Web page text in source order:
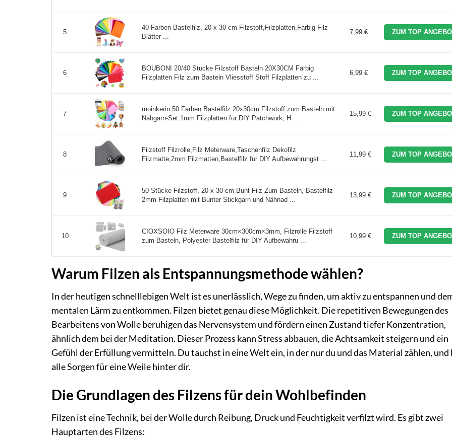
5
40 Farben Bastelfilz, 20 x 30 cm Filzstoff,Filzplatten,Farbig Filz
Blätter ...
7,99 € ZUM TOP
6
BOUBONI 20/40 Stücke Filzstoff Basteln 20X30CM Farbig
Filzplatten Filz zum Basteln Vliesstoff Stoff Filzplatten zu ...
6,99 € ZUM TOP
7
moinkerin 50 Farben Bastelfilz 20x30cm Filzstoff zum Basteln mit
Nähgarn-Set 1mm Filzplatten für DIY Patchwork, H ...
15,99 € ZUM TOP
8
Filzstoff Filzrolle,Filz Meterware,Taschenfilz Dekofilz
Filzmatte,2mm Filzmatten,Bastelfilz für DIY Aufbewahrungst ...
11,99 € ZUM TOP
9
50 Stücke Filzstoff, 20 x 30 cm Bunt Filz Zum Basteln, Bastelfilz
2mm Filzplatten mit Bunter Stickgarn und Nähnad ...
13,99 € ZUM TOP
10
CIOXSOIO Filz Meterware 30cm×300cm×3mm, Filzrolle Filzstoff
zum Basteln, Polyester Bastelfilz für DIY Aufbewahru ...
10,99 € ZUM TOP
Warum Filzen als Entspannungsmethode wählen?
In der heutigen schnelllebigen Welt ist es unerlässlich, Wege zu finden, um aktiv zu entspannen und
mentalen Lärm zu entkommen. Filzen bietet genau diese Möglichkeit. Die repetitiven Bewegungen des
Bearbeitens von Wolle beruhigen das Nervensystem und fördern einen Zustand tiefer Konzentration,
ähnlich dem bei der Meditation. Dieser Prozess kann Stress abbauen, die Achtsamkeit steigern und ein
Gefühl der Erfüllung vermitteln. Du tauchst in eine Welt ein, in der nur du und das Material zählen, und
alle Sorgen für eine Weile hinter dir.
Die Grundlagen des Filzens für dein Wohlbefinden
Filzen ist eine Technik, bei der Wolle durch Reibung, Druck und Feuchtigkeit verfilzt wird. Es gibt zwei
Hauptarten des Filzens: